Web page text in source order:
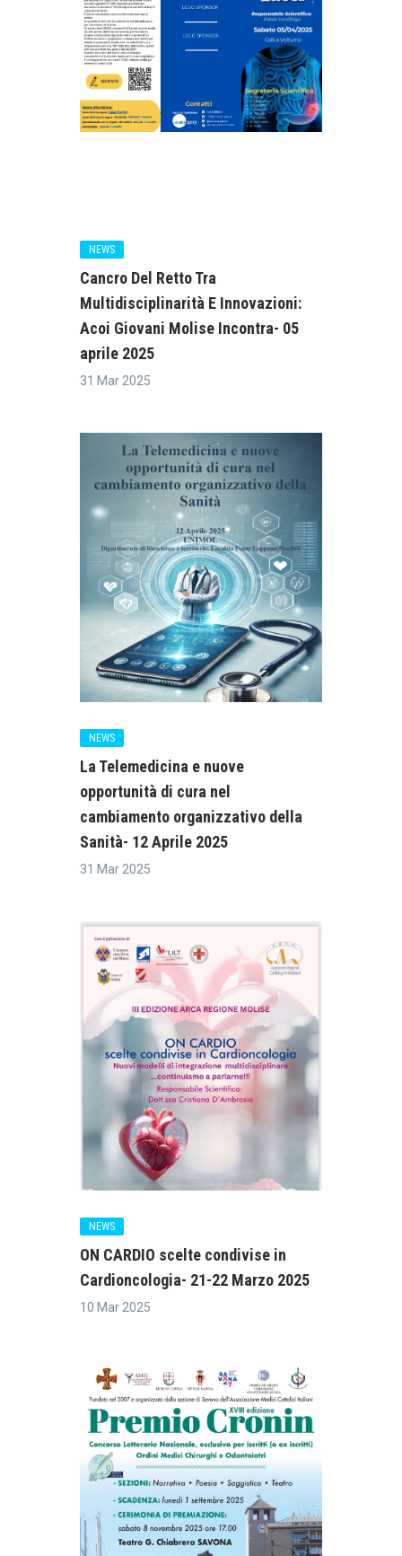
NEWS
Cancro Del Retto Tra
Multidisciplinarità E Innovazioni:
Acoi Giovani Molise Incontra- 05
aprile 2025
31 Mar 2025
NEWS
La Telemedicina e nuove
opportunità di cura nel
cambiamento organizzativo della
Sanità- 12 Aprile 2025
31 Mar 2025
NEWS
ON CARDIO scelte condivise in
Cardioncologia- 21-22 Marzo 2025
10 Mar 2025